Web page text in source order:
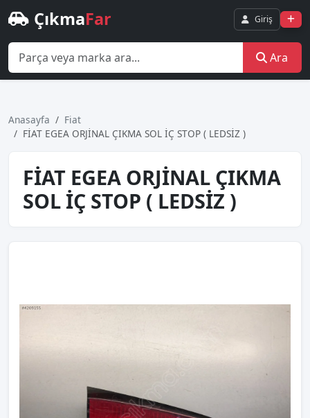
ÇıkmaFar Giriş
Ara
Anasayfa
Fiat
FİAT EGEA ORJİNAL ÇIKMA SOL İÇ STOP ( LEDSİZ )
FİAT EGEA ORJİNAL ÇIKMA
SOL İÇ STOP ( LEDSİZ )